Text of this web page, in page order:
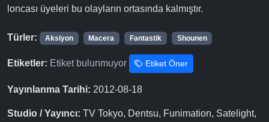
loncası üyeleri bu olayların ortasında kalmıştır.
Türler: Aksiyon Macera Fantastik Shounen
Etiketler: Etiket bulunmuyor Etiket Öner
Yayınlanma Tarihi: 2012-08-18
Studio / Yayıncı: TV Tokyo, Dentsu, Funimation, Satelight,